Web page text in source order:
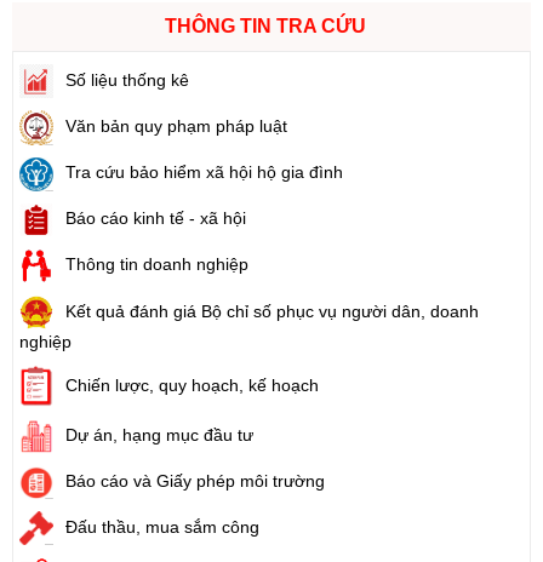
THÔNG TIN TRA CỨU
Số liệu thống kê
Văn bản quy phạm pháp luật
Tra cứu bảo hiểm xã hội hộ gia đình
Báo cáo kinh tế - xã hội
Thông tin doanh nghiệp
Kết quả đánh giá Bộ chỉ số phục vụ người dân, doanh
nghiệp
Chiến lược, quy hoạch, kế hoạch
Dự án, hạng mục đầu tư
Báo cáo và Giấy phép môi trường
Đấu thầu, mua sắm công